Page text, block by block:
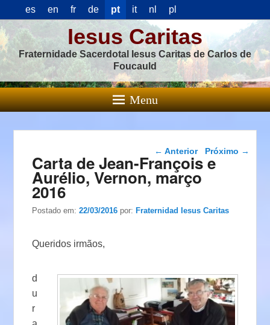
es en fr de pt it nl pl
Iesus Caritas
Fraternidade Sacerdotal Iesus Caritas de Carlos de
Foucauld
Menu
Navegação das
postagens
← Anterior Próximo →
Carta de Jean-François e
Aurélio, Vernon, março
2016
Postado em:22/03/2016 por:Fraternidad Iesus Caritas
Queridos irmãos,
d
u
r